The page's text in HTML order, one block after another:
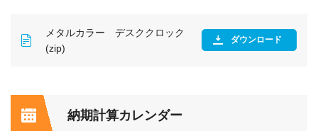
メタルカラー デスククロック
(zip)
ダウンロード
納期計算カレンダー